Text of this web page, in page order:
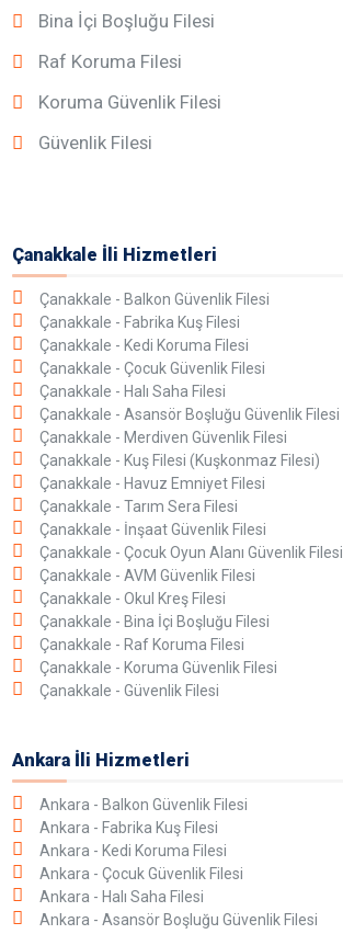
Bina İçi Boşluğu Filesi
Raf Koruma Filesi
Koruma Güvenlik Filesi
Güvenlik Filesi
Çanakkale İli Hizmetleri
Çanakkale - Balkon Güvenlik Filesi
Çanakkale - Fabrika Kuş Filesi
Çanakkale - Kedi Koruma Filesi
Çanakkale - Çocuk Güvenlik Filesi
Çanakkale - Halı Saha Filesi
Çanakkale - Asansör Boşluğu Güvenlik Filesi
Çanakkale - Merdiven Güvenlik Filesi
Çanakkale - Kuş Filesi (Kuşkonmaz Filesi)
Çanakkale - Havuz Emniyet Filesi
Çanakkale - Tarım Sera Filesi
Çanakkale - İnşaat Güvenlik Filesi
Çanakkale - Çocuk Oyun Alanı Güvenlik Filesi
Çanakkale - AVM Güvenlik Filesi
Çanakkale - Okul Kreş Filesi
Çanakkale - Bina İçi Boşluğu Filesi
Çanakkale - Raf Koruma Filesi
Çanakkale - Koruma Güvenlik Filesi
Çanakkale - Güvenlik Filesi
Ankara İli Hizmetleri
Ankara - Balkon Güvenlik Filesi
Ankara - Fabrika Kuş Filesi
Ankara - Kedi Koruma Filesi
Ankara - Çocuk Güvenlik Filesi
Ankara - Halı Saha Filesi
Ankara - Asansör Boşluğu Güvenlik Filesi